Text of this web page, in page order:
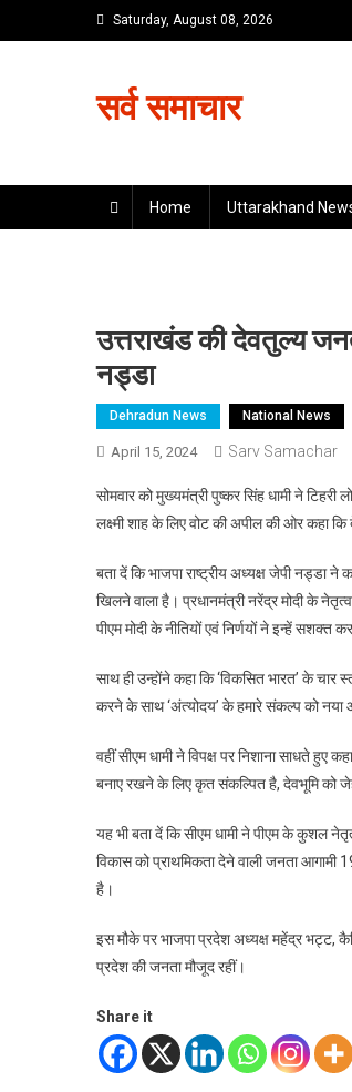
to
Saturday, August 08, 2026
सर्व समाचार
Home Uttarakhand
उत्तराखंड की देवतुल्य
नड्डा
Dehradun News National News
April 15, 2024 Sarv Samachar
सोमवार को मुख्यमंत्री पुष्कर सिंह धामी ने
लक्ष्मी शाह के लिए वोट की अपील की ओर कहा
बता दें कि भाजपा राष्ट्रीय अध्यक्ष जेपी नड्डा
खिलने वाला है। प्रधानमंत्री नरेंद्र मोदी के
पीएम मोदी के नीतियों एवं निर्णयों ने इन्हें सशक्त
साथ ही उन्होंने कहा कि ‘विकसित भारत’ के चार
करने के साथ ‘अंत्योदय’ के हमारे संकल्प को नया
वहीं सीएम धामी ने विपक्ष पर निशाना साधते
बनाए रखने के लिए कृत संकल्पित है, देवभूमि को
यह भी बता दें कि सीएम धामी ने पीएम के कुशल
विकास को प्राथमिकता देने वाली जनता आगामी
है।
इस मौके पर भाजपा प्रदेश अध्यक्ष महेंद्र भट्ट,
प्रदेश की जनता मौजूद रहीं।
Share it